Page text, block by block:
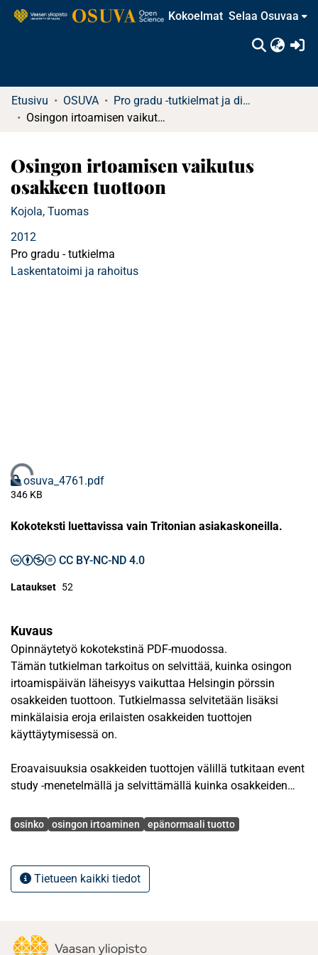
Kokoelmat Selaa Osuvaa
Etusivu OSUVA
Pro gradu -tutkielmat ja diplomityöt (rajattu saatavuus)
Osingon irtoamisen vaikutus osakkeen tuottoon
Osingon irtoamisen vaikutus
osakkeen tuottoon
Kojola, Tuomas
2012
Pro gradu - tutkielma
Laskentatoimi ja rahoitus
Ladataan...osuva_4761.pdf
346 KB
Kokoteksti luettavissa vain Tritonian asiakaskoneilla.
CC BY-NC-ND 4.0
Lataukset 52
Kuvaus
Opinnäytetyö kokotekstinä PDF-muodossa.
Tämän tutkielman tarkoitus on selvittää, kuinka osingon
irtoamispäivän läheisyys vaikuttaa Helsingin pörssin
osakkeiden tuottoon. Tutkielmassa selvitetään lisäksi
minkälaisia eroja erilaisten osakkeiden tuottojen
käyttäytymisessä on.
Eroavaisuuksia osakkeiden tuottojen välillä tutkitaan event
study -menetelmällä ja selvittämällä kuinka osakkeiden
keskimäärin ennustetusta tuotosta. Yritysten jakamia
tutkimuksia on tehty lukuisilla eri osakemarkkinoilla.
Osakkeen hinnan ja tuoton käyttäytymistä osingon
sijoittajien toimilla.
Avainsanat
osinko osingon irtoaminen epänormaali tuotto
Tietueen kaikki tiedot